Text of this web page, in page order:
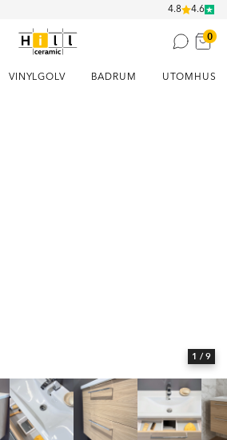
4.8 4.6
0
VINYLGOLV BADRUM UTOMHUS
1 / 9